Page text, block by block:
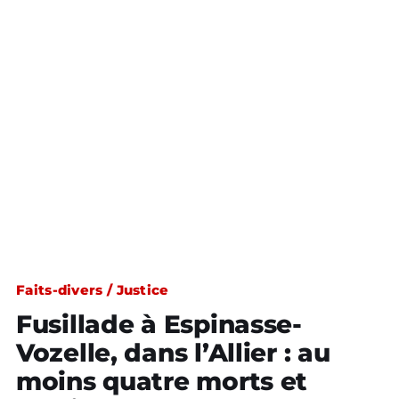
Faits-divers / Justice
Fusillade à Espinasse-
Vozelle, dans l’Allier : au
moins quatre morts et